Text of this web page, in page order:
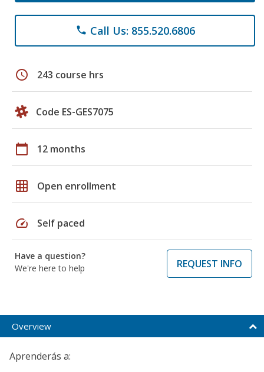
phone Call Us: 855.520.6806
schedule 243 course hrs
Code ES-GES7075
calendar_today 12 months
grid_on Open enrollment
speed Self paced
Have a question?
We're here to help
REQUEST INFO
Overview
Aprenderás a: